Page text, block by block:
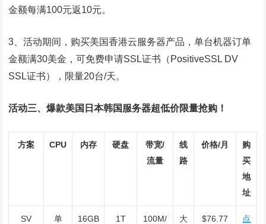
金额每满100元返10元。
3、活动期间，购买美国香港云服务器产品，单台机器订单
金额满30美金，可免费申请SSL证书（PositiveSSL DV
SSL证书），限量20台/天。
活动三、爆款美国日本韩国服务器超低价限量抢购！
方案 CPU 内存 硬盘
带宽/
流量
线
路
价格/月
购
买
地
址
SV
单
16GB
1T
100M/
大
$76.77
点